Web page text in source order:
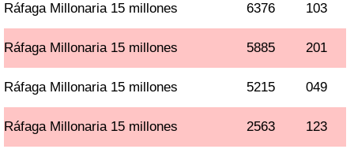
Ráfaga Millonaria 15 millones 6376 103
Ráfaga Millonaria 15 millones 5885 201
Ráfaga Millonaria 15 millones 5215 049
Ráfaga Millonaria 15 millones 2563 123